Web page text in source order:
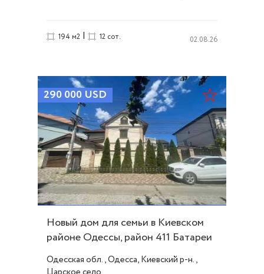
194 м2 | 12 сот. 02.08.26
290 000 USD
Новый дом для семьи в Киевском
районе Одессы, район 411 Батареи
ID 53028
Одесская обл., Одесса, Киевский р-н.,